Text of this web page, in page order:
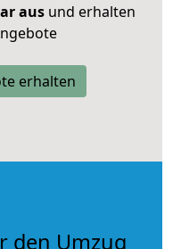
ausund erhalten
erhalten
den Umzug